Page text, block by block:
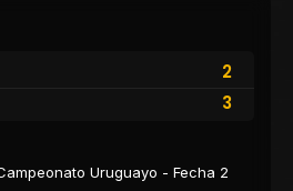
2
3
Uruguayo - Fecha 2